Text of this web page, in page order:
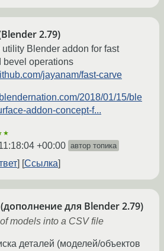
2.79)
utility Blender addon for fast
bevel operations
jayanam/fast-carve
2018/01/15/ble
addon-concept-f...
+00:00 автор топика
Ссылка
(дополнение для Blender 2.79)
models into a CSV file
деталей (моделей/объектов